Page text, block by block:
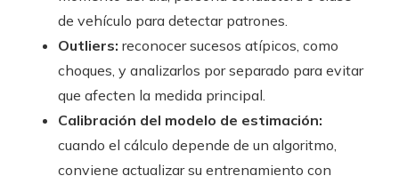
de vehículo para detectar patrones.
Outliers: reconocer sucesos atípicos, como
choques, y analizarlos por separado para evitar
que afecten la medida principal.
Calibración del modelo de estimación:
cuando el cálculo depende de un algoritmo,
conviene actualizar su entrenamiento con